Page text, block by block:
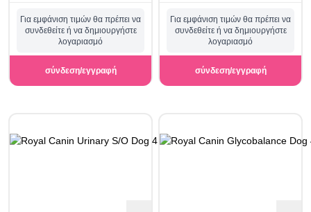
Για εμφάνιση τιμών θα πρέπει να
συνδεθείτε ή να δημιουργήστε
λογαριασμό
σύνδεση/εγγραφή
Για εμφάνιση τιμών θα πρέπει να
συνδεθείτε ή να δημιουργήστε
λογαριασμό
σύνδεση/εγγραφή